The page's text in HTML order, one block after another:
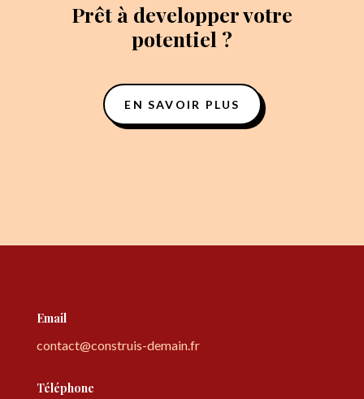
Prêt à developper votre
potentiel ?
EN SAVOIR PLUS
Email
contact@construis-demain.fr
Téléphone